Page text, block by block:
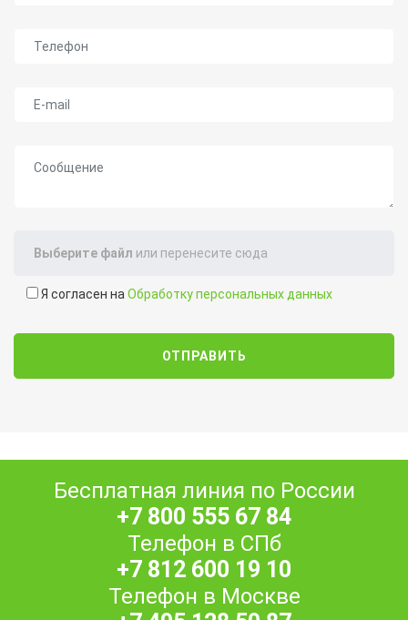
Выберите файл или перенесите сюда
Я согласен наОбработку персональных данных
Бесплатная линия по России
+7 800 555 67 84
Телефон в СПб
+7 812 600 19 10
Телефон в Москве